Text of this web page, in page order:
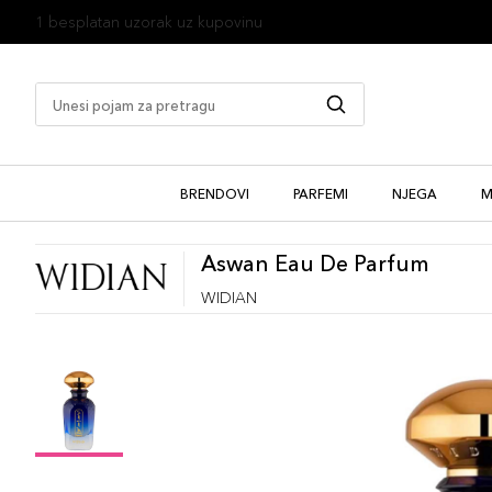
1 besplatan uzorak uz kupovinu
BRENDOVI PARFEMI NJEGA
Aswan Eau De Parfum
WIDIAN